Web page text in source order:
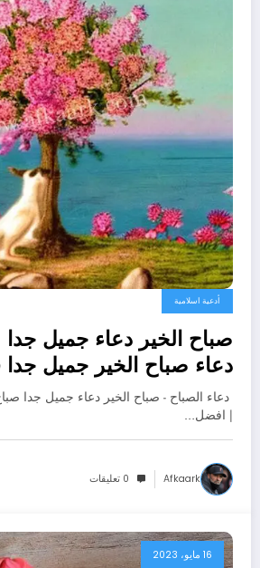
أدعية اسلامية
دعاء صباح الخير جميل
الصباح
دعاء الصباح - صباح الخير دعاء جميل جدا
| افضل…
Afkaark 0 تعليقات
16 مايو، 2023